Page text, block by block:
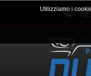
Utilizziamo i